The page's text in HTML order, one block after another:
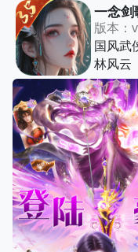
一念
版本：
国风武
林风云